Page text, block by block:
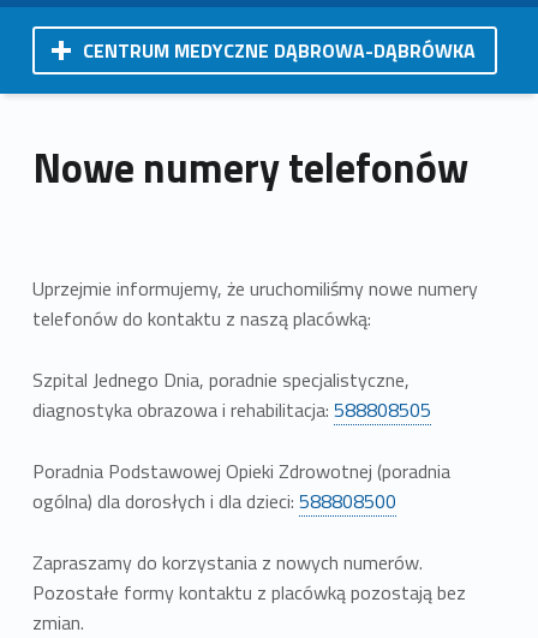
CENTRUM MEDYCZNE DĄBROWA-DĄBRÓWKA
Nowe numery telefonów
Uprzejmie informujemy, że uruchomiliśmy nowe numery
telefonów do kontaktu z naszą placówką:
Szpital Jednego Dnia, poradnie specjalistyczne,
diagnostyka obrazowa i rehabilitacja: 588808505
Poradnia Podstawowej Opieki Zdrowotnej (poradnia
ogólna) dla dorosłych i dla dzieci: 588808500
Zapraszamy do korzystania z nowych numerów.
Pozostałe formy kontaktu z placówką pozostają bez
zmian.